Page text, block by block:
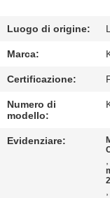
DELLA
QUALITÀ
Luogo di origine:
Marca:
Certificazione:
Numero di
modello:
Evidenziare:
,